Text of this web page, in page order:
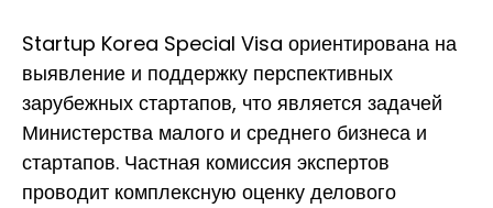
Startup Korea Special Visa ориентирована на
выявление и поддержку перспективных
зарубежных стартапов, что является задачей
Министерства малого и среднего бизнеса и
стартапов. Частная комиссия экспертов
проводит комплексную оценку делового